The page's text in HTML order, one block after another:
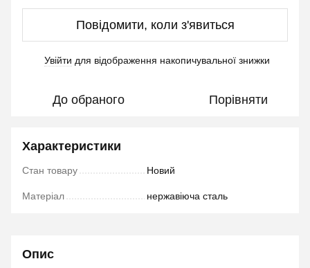
Повідомити, коли з'явиться
Увійти для відображення накопичувальної знижки
До обраного Порівняти
Характеристики
Стан товару Новий
Матеріал нержавіюча сталь
Опис